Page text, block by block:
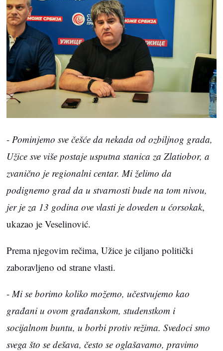
- Pominjemo sve češće da nekada od ozbiljnog grada,
Užice sve više postaje usputna stanica za Zlatiobor, a
zvanično je regionalni centar. Mi želimo da
podignemo grad da u stvarnosti bude na tom nivou,
jer je za 13 godina ove vlasti je doveden u ćorsokak,
ukazao je Veselinović.
Prema njegovim rečima, Užice je ciljano politički
zaboravljeno od strane vlasti.
-Mi se borimo koliko možemo, učestvujemo kao
građani u ovom građanskom, studenstkom i
socijalnom buntu, u borbi protiv režima. Svedoci smo
svega što se dešava, često se oglašavamo, pravimo